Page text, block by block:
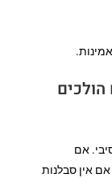
אם
אין סבלנות